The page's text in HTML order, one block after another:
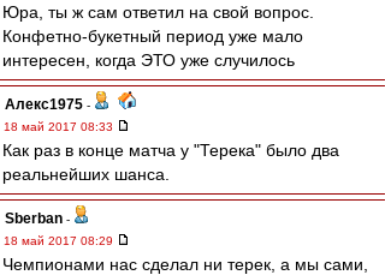
Юра, ты ж сам ответил на свой вопрос.
Конфетно-букетный период уже мало
интересен, когда ЭТО уже случилось
Алекс1975 -
18 май 2017 08:33
Как раз в конце матча у "Терека" было два
реальнейших шанса.
Sberban -
18 май 2017 08:29
Чемпионами нас сделал ни терек, а мы сами,